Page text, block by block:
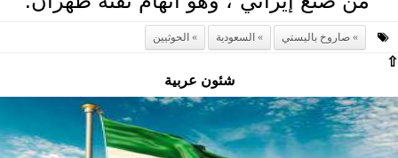
صاروخ باليستي السعودية الحوثيين
⇧
شئون عربية